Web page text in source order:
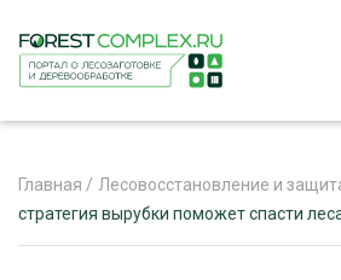
Главная / Лесовосстановление и
стратегия вырубки поможет спасти